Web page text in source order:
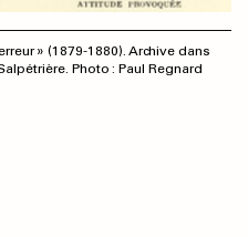
» (1879-1880). Archive dans
Photo : Paul Regnard